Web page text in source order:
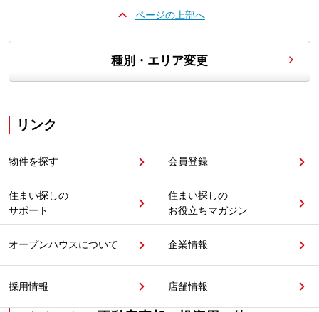
ページの上部へ
種別・エリア変更
リンク
物件を探す 会員登録
住まい探しの
サポート
住まい探しの
お役立ちマガジン
オープンハウスについて 企業情報
採用情報 店舗情報